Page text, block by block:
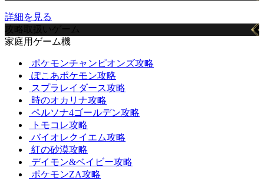
詳細を見る
攻略取扱いゲーム
家庭用ゲーム機
ポケモンチャンピオンズ攻略
ぽこあポケモン攻略
スプラレイダース攻略
時のオカリナ攻略
ペルソナ4ゴールデン攻略
トモコレ攻略
バイオレクイエム攻略
紅の砂漠攻略
デイモン&ベイビー攻略
ポケモンZA攻略